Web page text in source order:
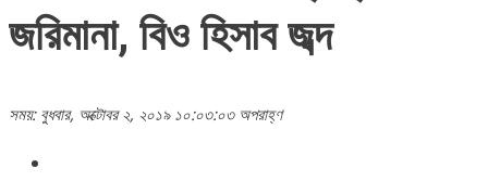
জরিমানা, বিও হিসাব জব্দ
সময়: বুধবার, অক্টোবর ২, ২০১৯ ১০:০৩:০৩ অপরাহ্ণ